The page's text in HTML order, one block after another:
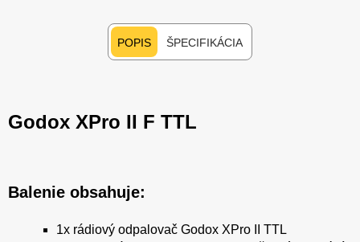
POPIS ŠPECIFIKÁCIA
Godox XPro II F TTL
Balenie obsahuje:
1x rádiový odpalovač Godox XPro II TTL